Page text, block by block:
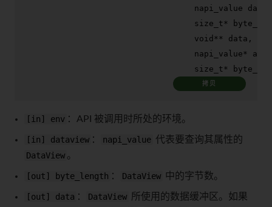
napi_value
size_t*
void ** data,
napi_value*
size_t*
拷贝
[in] env ：API 被调用时所处的环境。
[in] dataview ： napi_value 代表要查询其属性的
DataView 。
[out] byte_length ： DataView 中的字节数。
[out] data ： DataView 所使用的数据缓冲区。如果